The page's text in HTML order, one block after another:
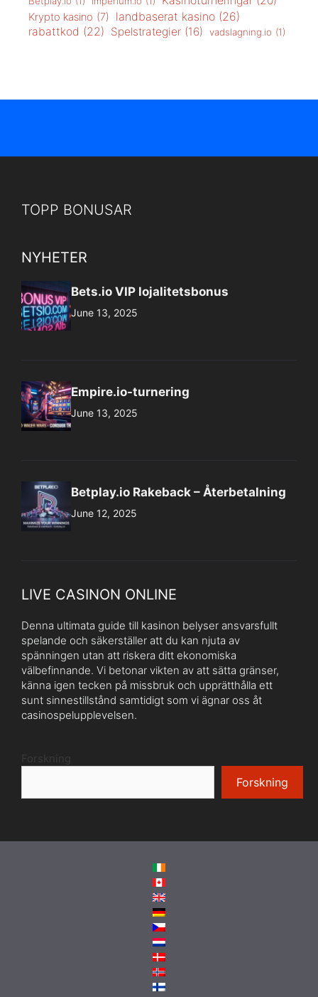
Krypto kasino (7) landbaserat kasino (26)
rabattkod (22) Spelstrategier (16) vadslagning.io (1)
TOPP BONUSAR
NYHETER
Bets.io VIP lojalitetsbonus
June 13, 2025
Empire.io-turnering
June 13, 2025
Betplay.io Rakeback – Återbetalning
June 12, 2025
LIVE CASINON ONLINE
Denna ultimata guide till kasinon belyser ansvarsfullt
spelande och säkerställer att du kan njuta av
spänningen utan att riskera ditt ekonomiska
välbefinnande. Vi betonar vikten av att sätta gränser,
känna igen tecken på missbruk och upprätthålla ett
sunt sinnestillstånd samtidigt som vi ägnar oss åt
casinospelupplevelsen.
Forskning
Forskning